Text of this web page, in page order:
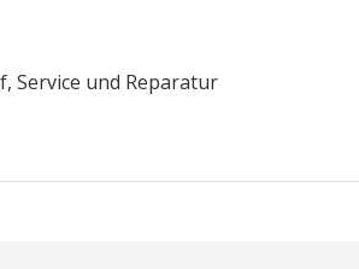
Service und Reparatur